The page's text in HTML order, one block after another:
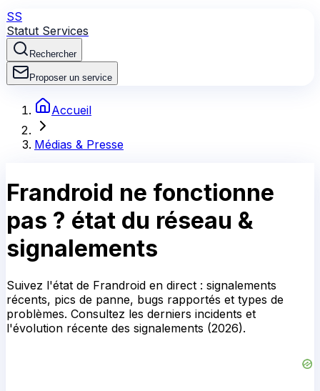
SS
Statut Services
Rechercher
Proposer un service
Accueil
Médias & Presse
Frandroid ne fonctionne
pas ? état du réseau &
signalements
Suivez l'état de Frandroid en direct : signalements
récents, pics de panne, bugs rapportés et types de
problèmes. Consultez les derniers incidents et
l'évolution récente des signalements (2026).